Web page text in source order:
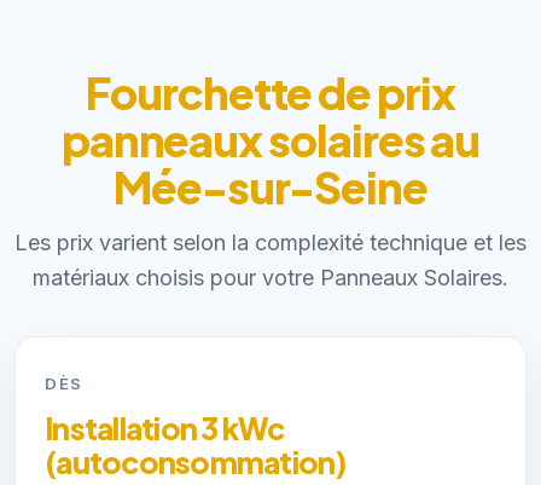
Fourchette de prix
panneaux solaires au
Mée-sur-Seine
Les prix varient selon la complexité technique et les
matériaux choisis pour votre Panneaux Solaires.
DÈS
Installation 3 kWc
(autoconsommation)